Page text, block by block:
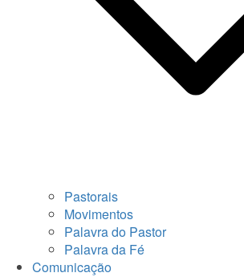
Pastorais
Movimentos
Palavra do Pastor
Palavra da Fé
Comunicação